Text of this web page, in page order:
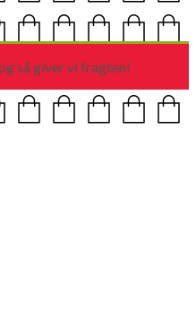
så giver vi fragten!